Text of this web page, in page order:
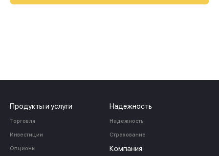
Продукты и услуги
Торговля
Инвестиции
Опционы
Надежность
Надежность
Страхование
Компания